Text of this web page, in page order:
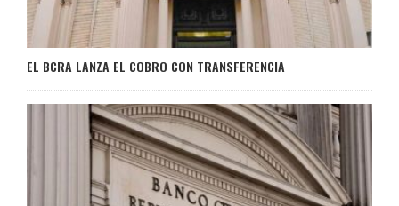
EL BCRA LANZA EL COBRO CON TRANSFERENCIA